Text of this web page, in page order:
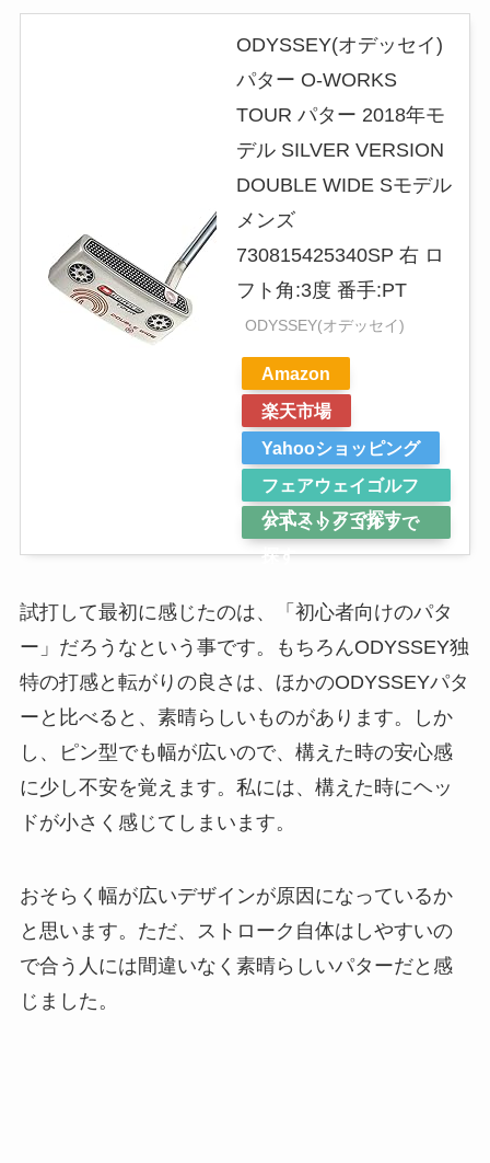
ODYSSEY(オデッセイ)
パター O-WORKS
TOUR パター 2018年モ
デル SILVER VERSION
DOUBLE WIDE Sモデル
メンズ
730815425340SP 右 ロ
フト角:3度 番手:PT
ODYSSEY(オデッセイ)
Amazon
楽天市場
Yahooショッピング
フェアウェイゴルフ
公式ストアで探す
アトミックゴルフで
探す
試打して最初に感じたのは、「初心者向けのパタ
ー」だろうなという事です。もちろんODYSSEY独
特の打感と転がりの良さは、ほかのODYSSEYパタ
ーと比べると、素晴らしいものがあります。しか
し、ピン型でも幅が広いので、構えた時の安心感
に少し不安を覚えます。私には、構えた時にヘッ
ドが小さく感じてしまいます。
おそらく幅が広いデザインが原因になっているか
と思います。ただ、ストローク自体はしやすいの
で合う人には間違いなく素晴らしいパターだと感
じました。